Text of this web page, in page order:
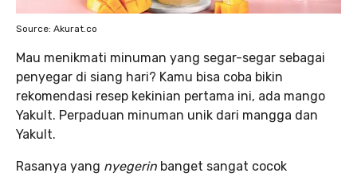
Source: Akurat.co
Mau menikmati minuman yang segar-segar sebagai
penyegar di siang hari? Kamu bisa coba bikin
rekomendasi resep kekinian pertama ini, ada mango
Yakult. Perpaduan minuman unik dari mangga dan
Yakult.
Rasanya yang nyegerin banget sangat cocok